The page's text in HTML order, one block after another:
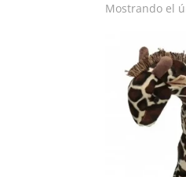
Mostrando el